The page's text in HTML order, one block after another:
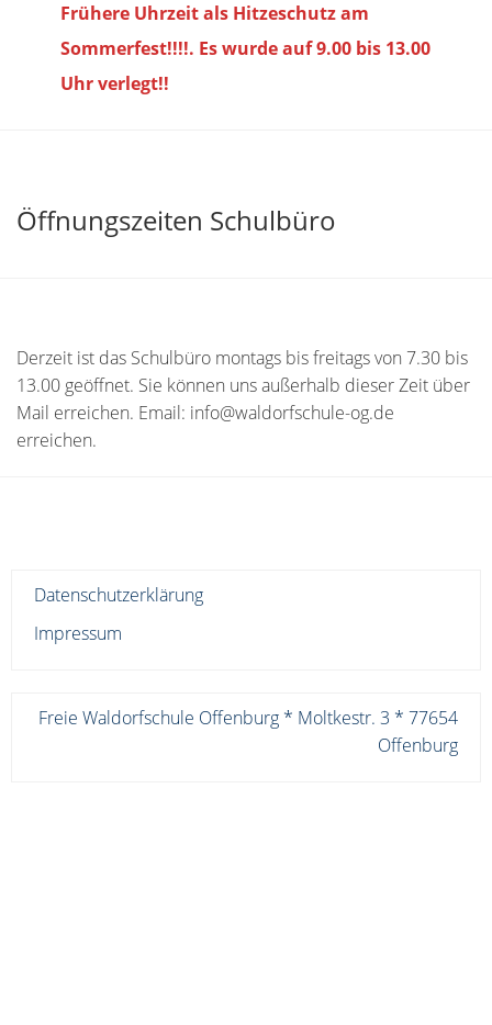
Frühere Uhrzeit als Hitzeschutz am
Sommerfest!!!!. Es wurde auf 9.00 bis 13.00
Uhr verlegt!!
Öffnungszeiten Schulbüro
Derzeit ist das Schulbüro montags bis freitags von 7.30 bis
13.00 geöffnet. Sie können uns außerhalb dieser Zeit über
Mail erreichen. Email: info@waldorfschule-og.de
erreichen.
Datenschutzerklärung
Impressum
Freie Waldorfschule Offenburg * Moltkestr. 3 * 77654
Offenburg